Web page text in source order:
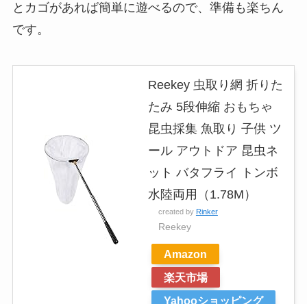
とカゴがあれば簡単に遊べるので、準備も楽ちん
です。
Reekey 虫取り網 折りた
たみ 5段伸縮 おもちゃ
昆虫採集 魚取り 子供 ツ
ール アウトドア 昆虫ネ
ット バタフライ トンボ
水陸両用（1.78M）
created by Rinker
Reekey
Amazon
楽天市場
Yahooショッピング